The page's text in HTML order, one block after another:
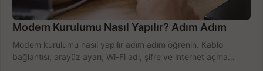
Modem Kurulumu Nasıl Yapılır? Adım Adım
Modem kurulumu nasıl yapılır adım adım öğrenin. Kablo
bağlantısı, arayüz ayarı, Wi-Fi adı, şifre ve internet açma